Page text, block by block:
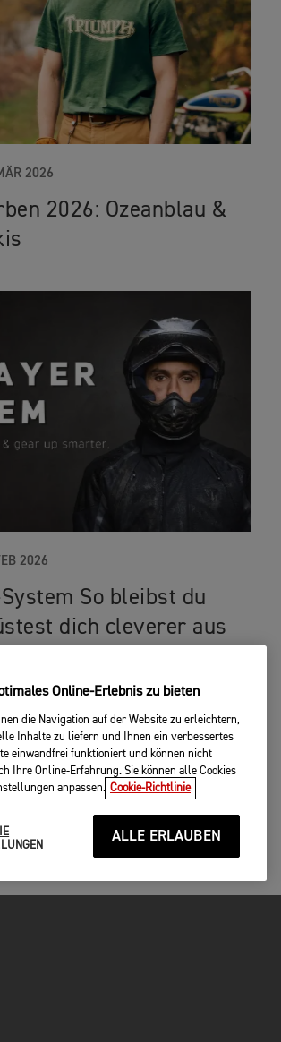
2026
2026: Ozeanblau &
2026
So bleibst du
dich cleverer aus
Online-Erlebnis zu bieten
die Navigation auf der Website zu erleichtern,
Inhalte zu liefern und Ihnen ein verbessertes
einwandfrei funktioniert und können nicht
Ihre Online-Erfahrung. Sie können alle Cookies
anpassen. Cookie-Richtlinie
ALLE ERLAUBEN